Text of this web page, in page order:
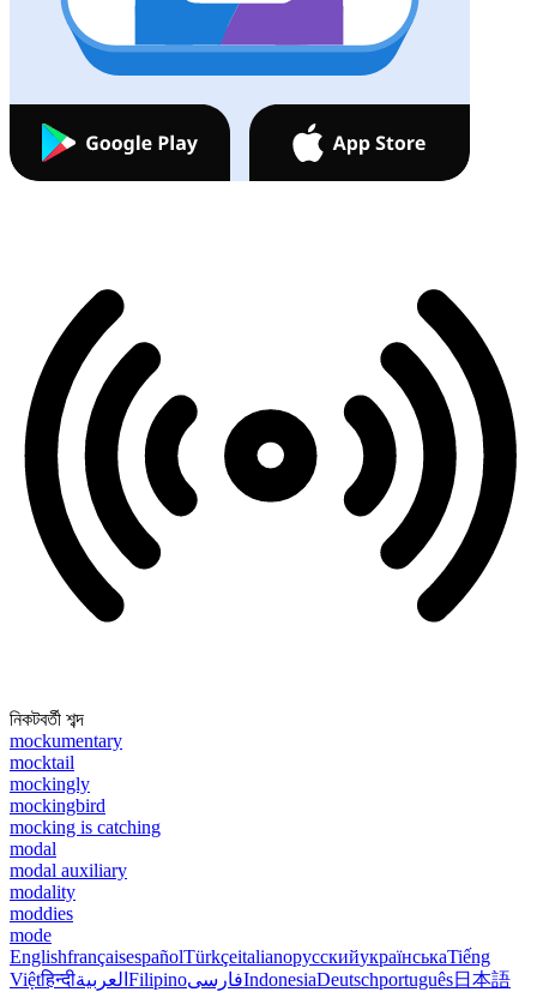
নিকটবর্তী শব্দ
mockumentary
mocktail
mockingly
mockingbird
mocking is catching
modal
modal auxiliary
modality
moddies
mode
EnglishfrançaisespañolTürkçeitalianoрусскийукраїнськаTiếng
Việtहिन्दीالعربية FilipinoفارسیIndonesiaDeutschportuguês日本語